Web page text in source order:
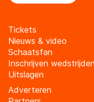
Tickets
Nieuws & video
Schaatsfan
Inschrijven wedstrijden
Uitslagen
Adverteren